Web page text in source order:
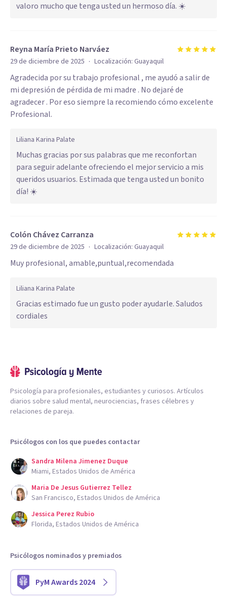
valoro mucho que tenga usted un hermoso día. ☀️
Reyna María Prieto Narváez
29 de diciembre de 2025 · Localización: Guayaquil
Agradecida por su trabajo profesional , me ayudó a salir de
mi depresión de pérdida de mi madre . No dejaré de
agradecer . Por eso siempre la recomiendo cómo excelente
Profesional.
Liliana Karina Palate
Muchas gracias por sus palabras que me reconfortan
para seguir adelante ofreciendo el mejor servicio a mis
queridos usuarios. Estimada que tenga usted un bonito
día! ☀️
Colón Chávez Carranza
29 de diciembre de 2025 · Localización: Guayaquil
Muy profesional, amable,puntual,recomendada
Liliana Karina Palate
Gracias estimado fue un gusto poder ayudarle. Saludos
cordiales
Psicología para profesionales, estudiantes y curiosos. Artículos
diarios sobre salud mental, neurociencias, frases célebres y
relaciones de pareja.
Psicólogos con los que puedes contactar
Sandra Milena Jimenez Duque
Miami, Estados Unidos de América
Maria De Jesus Gutierrez Tellez
San Francisco, Estados Unidos de América
Jessica Perez Rubio
Florida, Estados Unidos de América
Psicólogos nominados y premiados
PyM Awards 2024